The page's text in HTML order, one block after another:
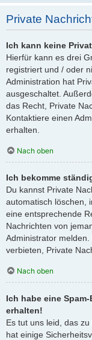
Private
Ich kann keine
Hierfür kann es drei
registriert und / oder
Administration hat
ausgeschaltet.
das Recht, Private
Kontaktiere einen
erhalten.
Nach oben
Ich bekomme
Du kannst Private
automatisch löschen,
eine entsprechende
Nachrichten von
Administrator
verbieten, Private
Nach oben
Ich habe eine
erhalten!
Es tut uns leid, das
hat einige